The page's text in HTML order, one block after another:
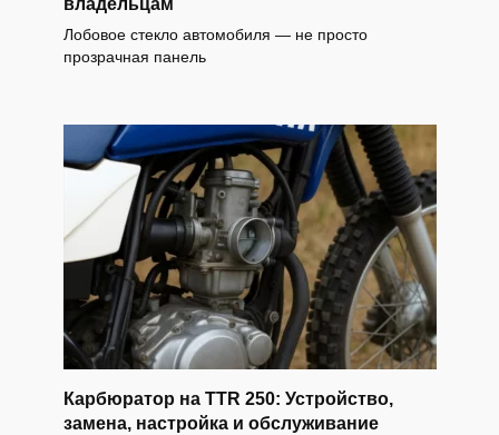
Лобовое стекло автомобиля — не просто
прозрачная панель
Карбюратор на TTR 250: Устройство,
замена, настройка и обслуживание